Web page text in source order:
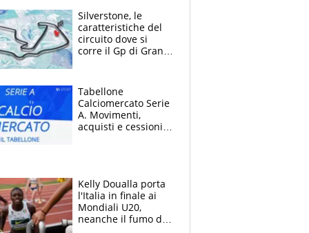
Silverstone, le
caratteristiche del
circuito dove si
corre il Gp di Gran
Tabellone
Calciomercato Serie
A. Movimenti,
acquisti e cessioni:
Kelly Doualla porta
l'Italia in finale ai
Mondiali U20,
neanche il fumo di